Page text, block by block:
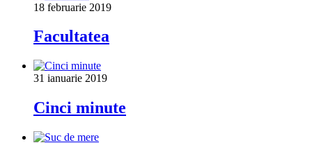
18 februarie 2019
Facultatea
31 ianuarie 2019
Cinci minute